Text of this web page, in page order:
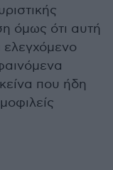
όμως ότι αυτή
ελεγχόμενο
που ήδη